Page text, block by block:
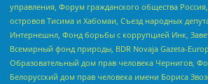
управления, Форум гражданского общества
островов Тисима и Хабомаи, Съезд народных
Интернешнл, Фонд борьбы с коррупцией Инк,
Всемирный фонд природы, BDR Novaja Gazeta-
Образовательный дом прав человека Чернигов,
Белорусский дом прав человека имени Бориса